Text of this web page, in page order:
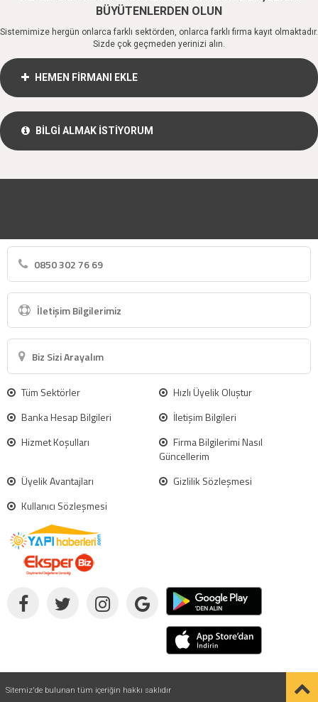
BÜYÜTENLERDEN OLUN
Sistemimize hergün onlarca farklı sektörden, onlarca farklı firma kayıt olmaktadır.
Sizde çok geçmeden yerinizi alın.
HEMEN FİRMANI EKLE
BİLGİ ALMAK İSTİYORUM
0850 302 76 69
İletişim Bilgilerimiz
Biz Sizi Arayalım
Tüm Sektörler
Hızlı Üyelik Oluştur
Banka Hesap Bilgileri
İletişim Bilgileri
Hizmet Koşulları
Firma Bilgilerimi Nasıl
Güncellerim
Üyelik Avantajları
Gizlilik Sözleşmesi
Kullanıcı Sözleşmesi
Sitemiz'de bulunan tüm içeriğin hakkı saklıdır